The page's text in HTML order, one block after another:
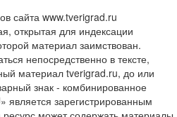
сайта www.tverigrad.ru
открытая для индексации
материал заимствован.
непосредственно в тексте,
материал tverigrad.ru, до или
знак - комбинированное
является зарегистрированным